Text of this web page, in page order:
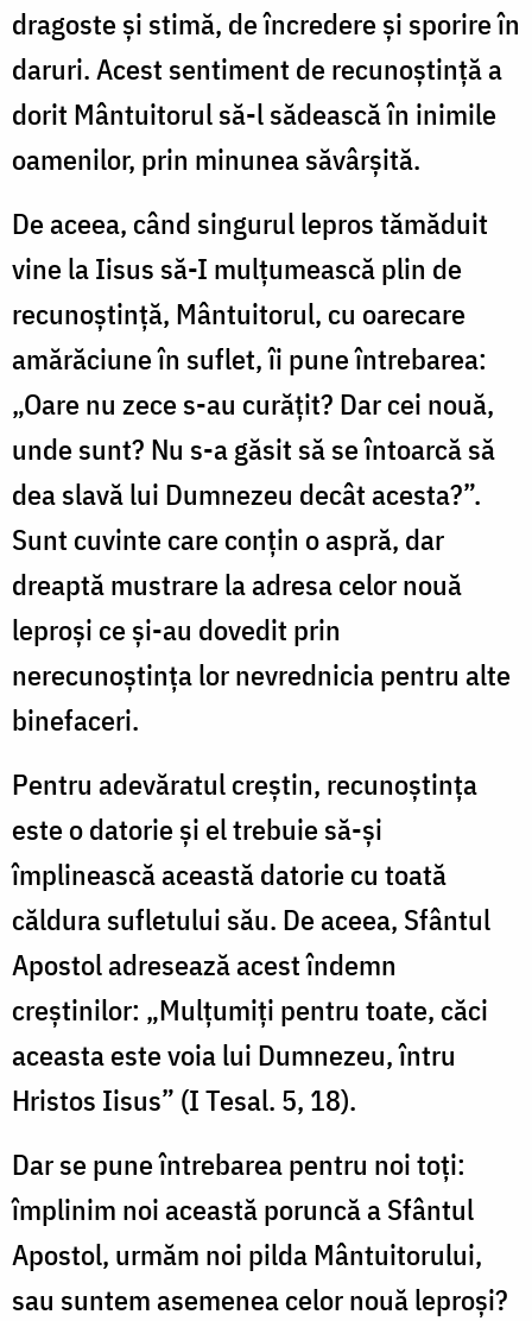
dragoste şi stimă, de încredere şi sporire în
daruri. Acest sentiment de recunoştinţă a
dorit Mântuitorul să-l sădească în inimile
oamenilor, prin minunea săvârşită.
De aceea, când singurul lepros tămăduit
vine la Iisus să-I mulţumească plin de
recunoştinţă, Mântuitorul, cu oarecare
amărăciune în suflet, îi pune întrebarea:
„Oare nu zece s-au curăţit? Dar cei nouă,
unde sunt? Nu s-a găsit să se întoarcă să
dea slavă lui Dumnezeu decât acesta?”.
Sunt cuvinte care conţin o aspră, dar
dreaptă mustrare la adresa celor nouă
leproşi ce şi-au dovedit prin
nerecunoştinţa lor nevrednicia pentru alte
binefaceri.
Pentru adevăratul creştin, recunoştinţa
este o datorie şi el trebuie să-şi
împlinească această datorie cu toată
căldura sufletului său. De aceea, Sfântul
Apostol adresează acest îndemn
creştinilor: „Mulţumiţi pentru toate, căci
aceasta este voia lui Dumnezeu, întru
Hristos Iisus” (I Tesal. 5, 18).
Dar se pune întrebarea pentru noi toţi:
împlinim noi această poruncă a Sfântul
Apostol, urmăm noi pilda Mântuitorului,
sau suntem asemenea celor nouă leproşi?